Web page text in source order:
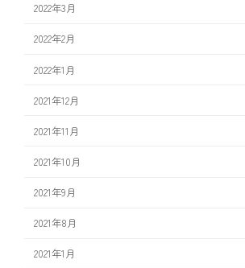
2022年3月
2022年2月
2022年1月
2021年12月
2021年11月
2021年10月
2021年9月
2021年8月
2021年1月